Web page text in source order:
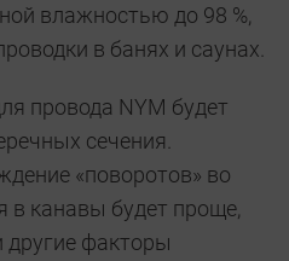
влажностью до 98 %,
в банях и саунах.
провода NYM будет
сечения.
«поворотов» во
в канавы будет проще,
другие факторы